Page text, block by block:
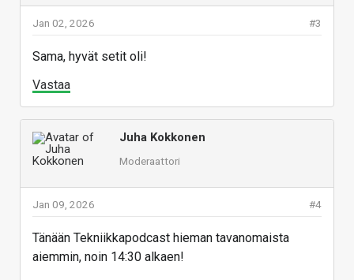
#3
Jan 02, 2026
Sama, hyvät setit oli!
Vastaa
Juha Kokkonen
Moderaattori
#4
Jan 09, 2026
Tänään Tekniikkapodcast hieman tavanomaista
aiemmin, noin 14:30 alkaen!